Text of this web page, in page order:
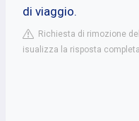
di viaggio.
Richiesta di rimozione
isualizza la risposta